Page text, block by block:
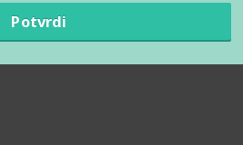
Potvrdi